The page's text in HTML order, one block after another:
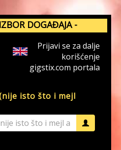
DOGAĐAJA -
Prijavi se za dalje
korišćenje
gigstix.com portala
(nije isto što i mejl